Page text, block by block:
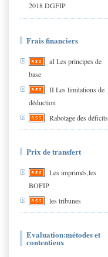
2018 DGFIP
Frais financiers
aI Les principes de
base
II Les limitations de
déduction
Rabotage des déficits
Prix de transfert
Les imprimés,les
BOFIP
les tribunes
Evaluation:métodes et
contentieux